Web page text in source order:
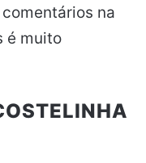
na
é muito